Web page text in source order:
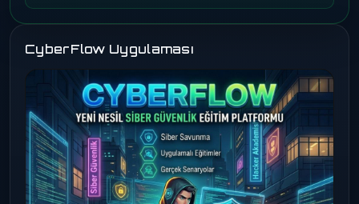
CyberFlow Uygulaması